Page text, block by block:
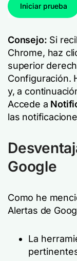
Iniciar prueba
Consejo: Si
Chrome, haz
superior
Configuración.
y, a
Accede a
las
Google
Como he
Alertas de
La